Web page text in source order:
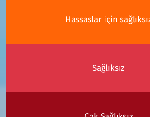
Hassaslar için
Sağlıksız